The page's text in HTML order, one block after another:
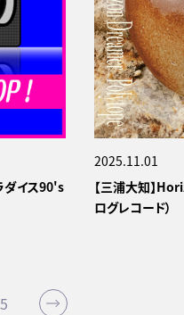
ダイス90's
2025.11.01
【三浦大知】
ログレコード）
5